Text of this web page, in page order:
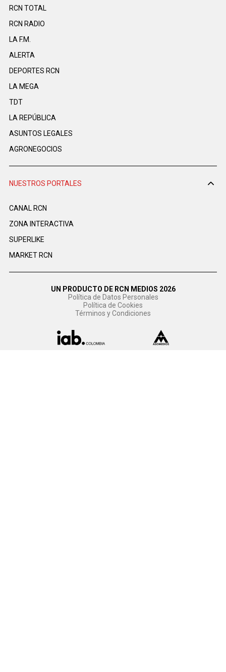
RCN TOTAL
RCN RADIO
LA F.M.
ALERTA
DEPORTES RCN
LA MEGA
TDT
LA REPÚBLICA
ASUNTOS LEGALES
AGRONEGOCIOS
NUESTROS PORTALES
CANAL RCN
ZONA INTERACTIVA
SUPERLIKE
MARKET RCN
UN PRODUCTO DE RCN MEDIOS 2026
Política de Datos Personales
Política de Cookies
Términos y Condiciones